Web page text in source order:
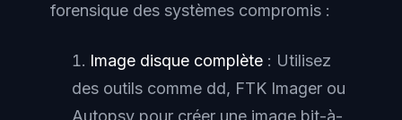
forensique des systèmes compromis :
Image disque complète : Utilisez
des outils comme dd, FTK Imager ou
Autopsy pour créer une image bit-à-